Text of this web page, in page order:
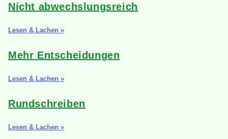
Nicht abwechslungsreich
Lesen & Lachen »
Mehr Entscheidungen
Lesen & Lachen »
Rundschreiben
Lesen & Lachen »